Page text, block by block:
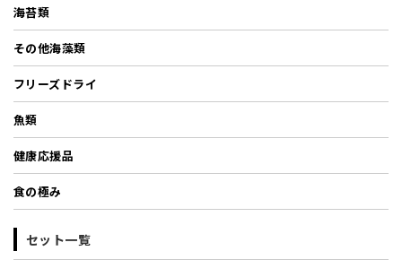
海苔類
その他海藻類
フリーズドライ
魚類
健康応援品
食の極み
セット一覧